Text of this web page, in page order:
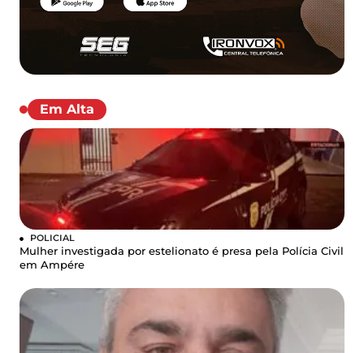
Em Alta
POLICIAL
Mulher investigada por estelionato é presa pela Polícia Civil
em Ampére